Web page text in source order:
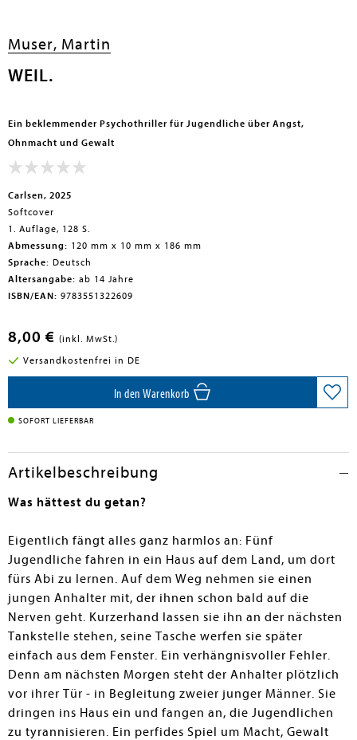
Muser, Martin
WEIL.
Ein beklemmender Psychothriller für Jugendliche über Angst,
Ohnmacht und Gewalt
Carlsen, 2025
Softcover
1. Auflage, 128 S.
Abmessung: 120 mm x 10 mm x 186 mm
Sprache: Deutsch
Altersangabe: ab 14 Jahre
ISBN/EAN: 9783551322609
8,00 € (inkl. MwSt.)
Versandkostenfrei in DE
In den Warenkorb
SOFORT LIEFERBAR
Artikelbeschreibung
Was hättest du getan?
Eigentlich fängt alles ganz harmlos an: Fünf
Jugendliche fahren in ein Haus auf dem Land, um dort
fürs Abi zu lernen. Auf dem Weg nehmen sie einen
jungen Anhalter mit, der ihnen schon bald auf die
Nerven geht. Kurzerhand lassen sie ihn an der nächsten
Tankstelle stehen, seine Tasche werfen sie später
einfach aus dem Fenster. Ein verhängnisvoller Fehler.
Denn am nächsten Morgen steht der Anhalter plötzlich
vor ihrer Tür - in Begleitung zweier junger Männer. Sie
dringen ins Haus ein und fangen an, die Jugendlichen
zu tyrannisieren. Ein perfides Spiel um Macht, Gewalt